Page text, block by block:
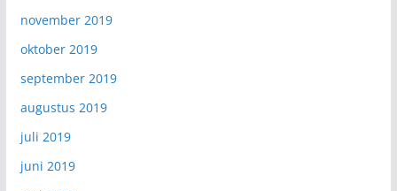
november 2019
oktober 2019
september 2019
augustus 2019
juli 2019
juni 2019